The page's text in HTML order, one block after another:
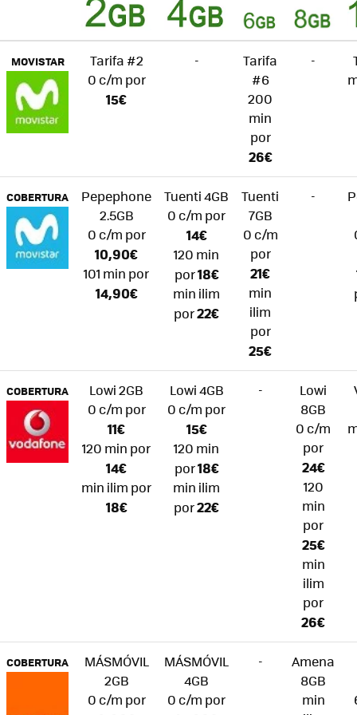
MOVISTAR
Tarifa #2
0 c/m por
15€
-
Tarifa
#6
200
min
por
26€
-
COBERTURA
Pepephone
2.5GB
0 c/m por
10,90€
101 min por
14,90€
Tuenti 4GB
0 c/m por
14€
120 min
por18€
min ilim
por22€
Tuenti
7GB
0 c/m
por
21€
min
ilim
por
25€
-
COBERTURA
Lowi 2GB
0 c/m por
11€
120 min por
14€
min ilim por
18€
Lowi 4GB
0 c/m por
15€
120 min
por18€
min ilim
por22€
-
Lowi
8GB
0 c/m
por
24€
120
min
por
25€
min
ilim
por
26€
COBERTURA
MÁSMÓVIL
2GB
0 c/m por
MÁSMÓVIL
4GB
0 c/m por
-
Amena
8GB
min